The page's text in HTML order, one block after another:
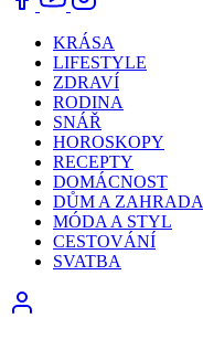
KRÁSA
LIFESTYLE
ZDRAVÍ
RODINA
SNÁŘ
HOROSKOPY
RECEPTY
DOMÁCNOST
DŮM A ZAHRADA
MÓDA A STYL
CESTOVÁNÍ
SVATBA